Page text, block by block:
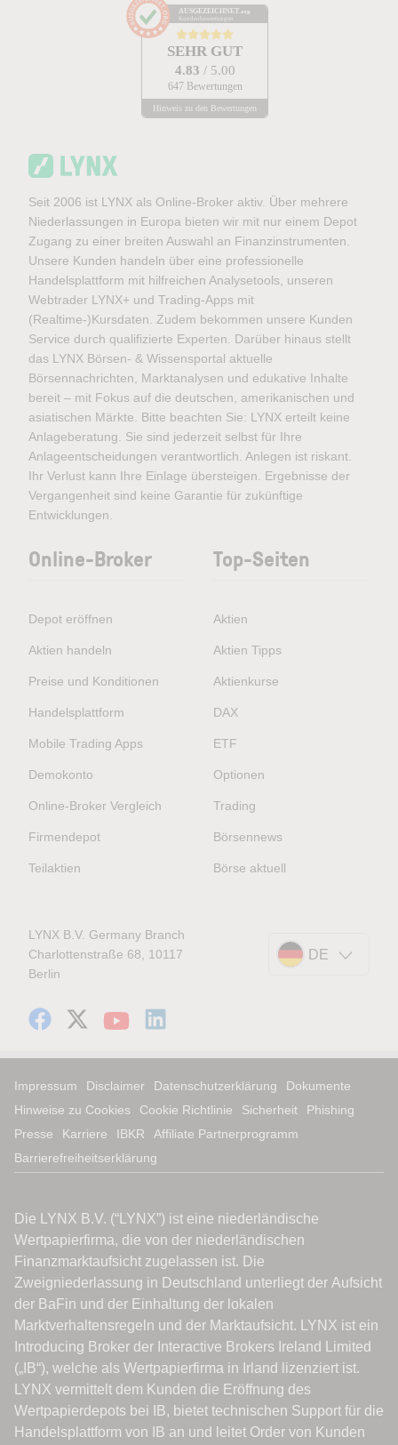
AUSGEZEICHNET .org
Kundenbewertungen
SEHR GUT
4.83 / 5.00
647 Bewertungen
Hinweis zu den Bewertungen
Seit 2006 ist LYNX als Online-Broker aktiv. Über mehrere
Niederlassungen in Europa bieten wir mit nur einem Depot
Zugang zu einer breiten Auswahl an Finanzinstrumenten.
Unsere Kunden handeln über eine professionelle
Handelsplattform mit hilfreichen Analysetools, unseren
Webtrader LYNX+ und Trading-Apps mit
(Realtime-)Kursdaten. Zudem bekommen unsere Kunden
Service durch qualifizierte Experten. Darüber hinaus stellt
das LYNX Börsen- & Wissensportal aktuelle
Börsennachrichten, Marktanalysen und edukative Inhalte
bereit – mit Fokus auf die deutschen, amerikanischen und
asiatischen Märkte. Bitte beachten Sie: LYNX erteilt keine
Anlageberatung. Sie sind jederzeit selbst für Ihre
Anlageentscheidungen verantwortlich. Anlegen ist riskant.
Ihr Verlust kann Ihre Einlage übersteigen. Ergebnisse der
Vergangenheit sind keine Garantie für zukünftige
Entwicklungen.
Online-Broker
Depot eröffnen
Aktien handeln
Preise und Konditionen
Handelsplattform
Mobile Trading Apps
Demokonto
Online-Broker Vergleich
Firmendepot
Teilaktien
Top-Seiten
Aktien
Aktien Tipps
Aktienkurse
DAX
ETF
Optionen
Trading
Börsennews
Börse aktuell
LYNX B.V. Germany Branch
Charlottenstraße 68, 10117
Berlin
DE
Impressum Disclaimer Datenschutzerklärung
Dokumente
Hinweise zu Cookies
Cookie Richtlinie Sicherheit
Phishing
Presse
Karriere IBKR
Affiliate Partnerprogramm
Barrierefreiheitserklärung